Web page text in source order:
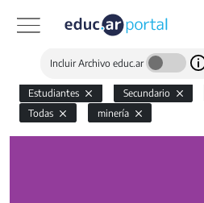
Incluir Archivo educ.ar
Estudiantes Secundario
Todas
minería